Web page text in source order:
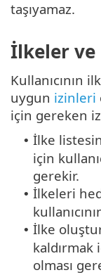
taşıyamaz.
İlkeler
Kullanıcının
uygun izinleri
için gereken
• İlke
için
gerekir.
• İlkeleri
• İlke
kaldırmak
olması